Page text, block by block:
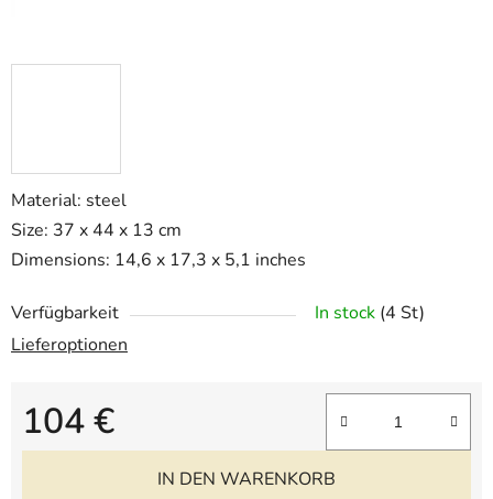
Material: steel
Size: 37 x 44 x 13 cm
Dimensions: 14,6 x 17,3 x 5,1 inches
Verfügbarkeit In stock (4 St)
Lieferoptionen
104 €
Verkaufspreis:
IN DEN WARENKORB